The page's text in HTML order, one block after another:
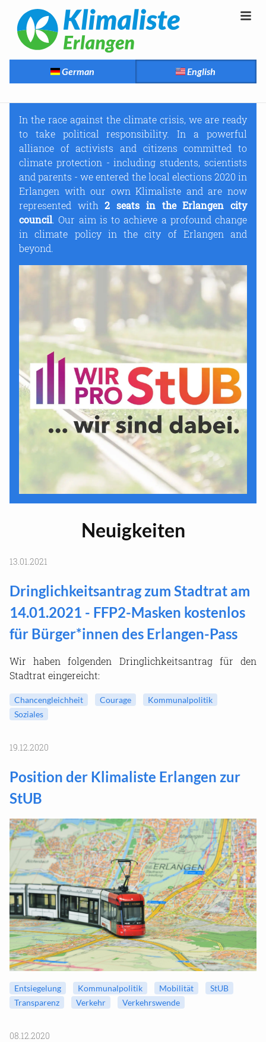
German English
In the race against the climate crisis, we are ready
to take political responsibility. In a powerful
alliance of activists and citizens committed to
climate protection - including students, scientists
and parents - we entered the local elections 2020 in
Erlangen with our own Klimaliste and are now
represented with2 seats in the Erlangen city
council. Our aim is to achieve a profound change
in climate policy in the city of Erlangen and
beyond.
Neuigkeiten
13.01.2021
Dringlichkeitsantrag zum Stadtrat am
14.01.2021 - FFP2-Masken kostenlos
für Bürger*innen des Erlangen-Pass
Wir haben folgenden Dringlichkeitsantrag für den
Stadtrat eingereicht:
Chancengleichheit Courage
Kommunalpolitik
Soziales
19.12.2020
Position der Klimaliste Erlangen zur
StUB
Entsiegelung Kommunalpolitik Mobilität
StUB
Transparenz
Verkehr Verkehrswende
08.12.2020